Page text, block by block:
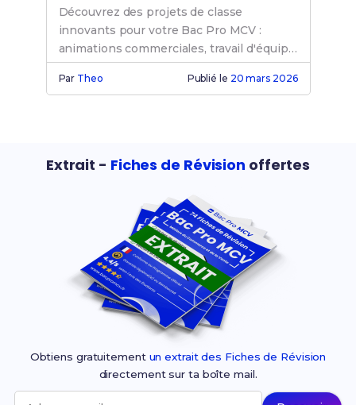
Découvrez des projets de classe
innovants pour votre Bac Pro MCV :
animations commerciales, travail d'équipe
et préparation orale.
Par Theo Publié le 20 mars 2026
Extrait - Fiches de Révision offertes
Obtiens gratuitement un extrait des Fiches de Révision
directement sur ta boîte mail.